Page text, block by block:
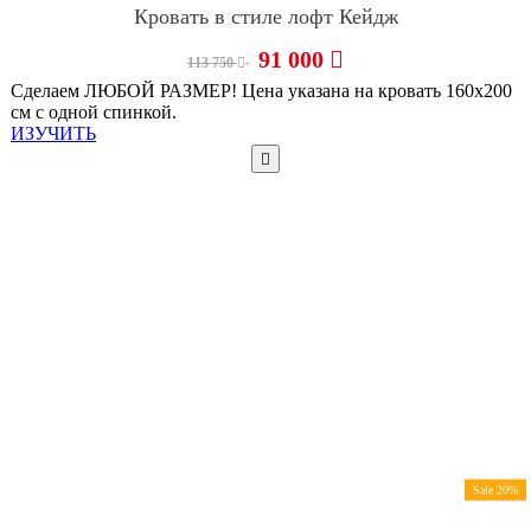
Кровать в стиле лофт Кейдж
113 750 91 000
Сделаем ЛЮБОЙ РАЗМЕР! Цена указана на кровать 160х200
см с одной спинкой.
ИЗУЧИТЬ
Sale 20%